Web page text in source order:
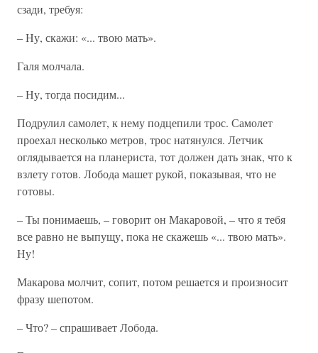
сзади, требуя:
– Ну, скажи: «... твою мать».
Галя молчала.
– Ну, тогда посидим...
Подрулил самолет, к нему подцепили трос. Самолет
проехал несколько метров, трос натянулся. Летчик
оглядывается на планериста, тот должен дать знак, что к
взлету готов. Лобода машет рукой, показывая, что не
готовы.
– Ты понимаешь, – говорит он Макаровой, – что я тебя
все равно не выпущу, пока не скажешь «... твою мать».
Ну!
Макарова молчит, сопит, потом решается и произносит
фразу шепотом.
– Что? – спрашивает Лобода.